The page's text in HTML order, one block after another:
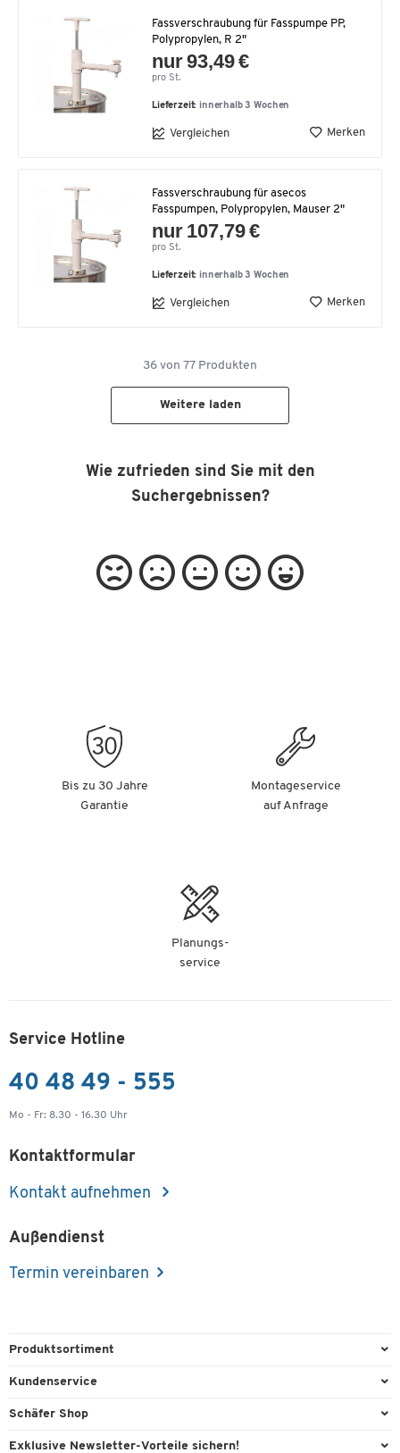
Fassverschraubung für Fasspumpe PP,
Polypropylen, R 2"
nur 93,49 €
pro St.
Lieferzeit: innerhalb 3 Wochen
Vergleichen Merken
Fassverschraubung für asecos
Fasspumpen, Polypropylen, Mauser 2"
nur 107,79 €
pro St.
Lieferzeit: innerhalb 3 Wochen
Vergleichen Merken
36 von 77 Produkten
Weitere laden
Wie zufrieden sind Sie mit den
Suchergebnissen?
Bis zu 30 Jahre
Garantie
Montageservice
auf Anfrage
Planungs-
service
Service Hotline
40 48 49 - 555
Mo - Fr: 8.30 - 16.30 Uhr
Kontaktformular
Kontakt aufnehmen
Außendienst
Termin vereinbaren
Produktsortiment
Büroausstattung
Kundenservice
Direktbestellung
Schäfer Shop
AGB
Exklusive Newsletter-Vorteile sichern!